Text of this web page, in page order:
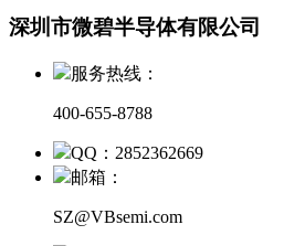
深圳市微碧半导体有限公司
服务热线：
400-655-8788
QQ：2852362669
邮箱：
SZ@VBsemi.com